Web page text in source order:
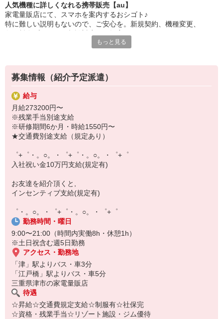
丁寧な研修もあるので、
みなさんから働きやすいと好評です♪
最新アプリ事情やお得なプラン、
スマホの裏ワザを学べるチャンス♪
￣￣￣￣￣￣￣￣￣￣￣
▼オフィスワーク
事務、経理、データ入力、コールセンター、受付
▼工場・製造・軽作業系
機械/食品製造・梱包・仕分け・加工・組立・検査
▼美容系
眉毛サロンのアイブロウ・ネイリスト・エステ
▼営業・販売
法人営業・アパレル販売・個別指導塾・人材紹介
▼人気案件も多数♪
短期・期間限定・オープニング・官公庁案件
上場/優良/大手企業など
【スマホ面接実施中】
￣￣￣￣￣￣￣￣￣
自宅に居ながらスマホでカンタン面接OK！
オンライン面談なのでスピード対応。
人気機種に詳しくなれる携帯販売【au】
家電量販店にて、スマホを案内するおシゴト♪
特に難しい説明もないので、ご安心を。新規契約、機種変更、
満足度◎
■携帯やインターネット販売業務
docomo(ドコモ)/au(エーユー)・KDDI/softbank(ソフトバンク)など
の大手キャリアから
ワイモバイル(Y!mobille)、楽天モバイル、UQなど格安スマホまで幅
広く紹介可能♪
人気のApple（アップル）店舗もございます！
もっと見る
募集情報（紹介予定派遣）
給与
月給273200円〜
※残業手当別途支給
※研修期間6か月・時給1550円〜
★交通費別途支給（規定あり）
゜+゜・。○。・゜+゜・。○。・゜+゜
入社祝い金10万円支給(規定有)
お友達を紹介頂くと,
インセンティブ支給(規定有)
゜・。○。・゜+゜・。○。・゜+゜
勤務時間・曜日
9:00〜21:00（時間内実働8h・休憩1h）
※土日祝含む週5日勤務
アクセス・勤務地
「津」駅よりバス・車3分
「江戸橋」駅よりバス・車5分
三重県津市の家電量販店
待遇
☆昇給☆交通費規定支給☆制服有☆社保完
☆資格・残業手当☆リゾート施設・ジム優待